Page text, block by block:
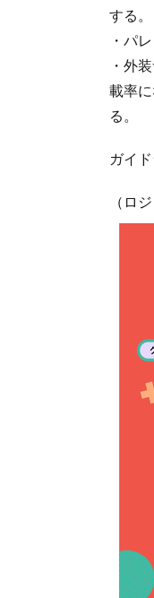
する。
・パ
・外
載率
る。
ガイ
（ロ